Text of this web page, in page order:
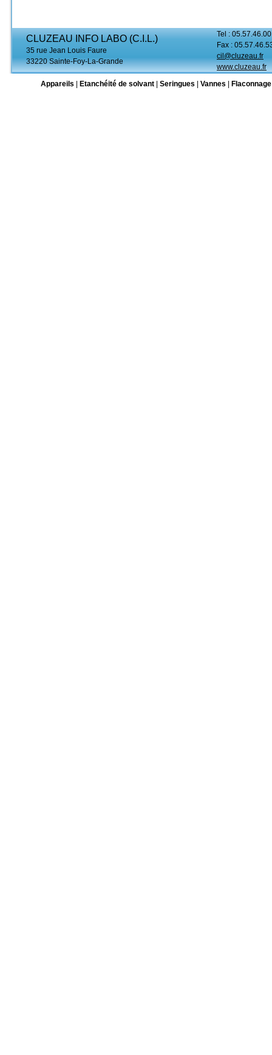
CLUZEAU INFO LABO (C.I.L.)
35 rue Jean Louis Faure
33220 Sainte-Foy-La-Grande
Tel :
Fax :
cil@cluzeau.fr
www.cluzeau.fr
Appareils
Etanchéité de solvant Seringues Vannes Flaconnage